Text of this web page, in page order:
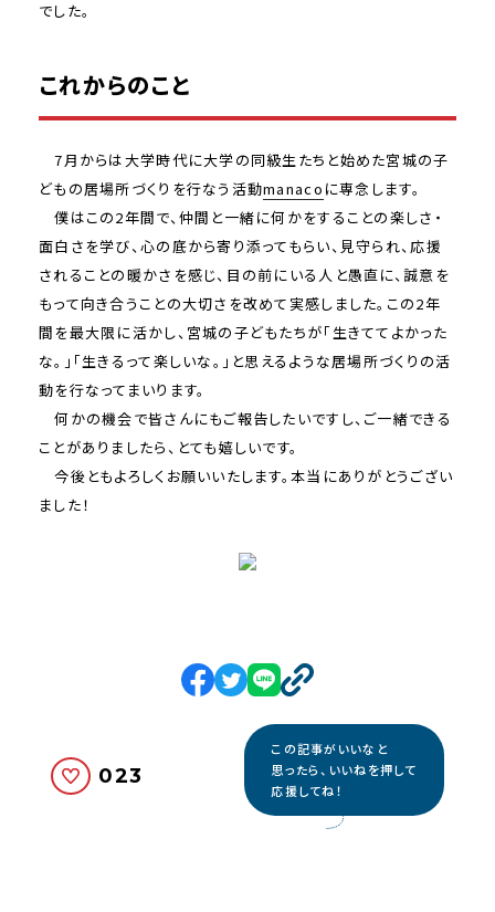
でした。
これからのこと
7月からは大学時代に大学の同級生たちと始めた宮城の子
どもの居場所づくりを行なう活動manaco に専念します。
僕はこの2年間で、仲間と一緒に何かをすることの楽しさ・
面白さを学び、心の底から寄り添ってもらい、見守られ、応援
されることの暖かさを感じ、目の前にいる人と愚直に、誠意を
もって向き合うことの大切さを改めて実感しました。この2年
間を最大限に活かし、宮城の子どもたちが「生きててよかった
な。」「生きるって楽しいな。」と思えるような居場所づくりの活
動を行なってまいります。
何かの機会で皆さんにもご報告したいですし、ご一緒できる
ことがありましたら、とても嬉しいです。
今後ともよろしくお願いいたします。本当にありがとうござい
ました！
この記事がいいなと
思ったら、いいねを押して
応援してね！
023